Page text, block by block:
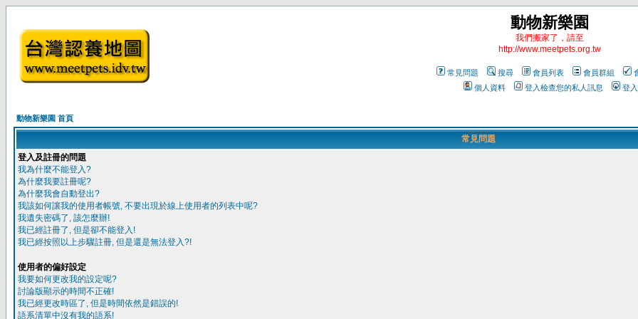
動物新樂園
我們搬家了，請至
http://www.meetpets.org.tw
常見問題 搜尋 會員列表 會員群組
個人資料
登入檢查您的私人訊息 登入
動物新樂園 首頁
常見問題
登入及註冊的問題
我為什麼不能登入?
為什麼我要註冊呢?
為什麼我會自動登出?
我該如何讓我的使用者帳號, 不要出現於線上使用者的列表中呢?
我遺失密碼了, 該怎麼辦!
我已經註冊了, 但是卻不能登入!
我已經按照以上步驟註冊, 但是還是無法登入?!
使用者的偏好設定
我要如何更改我的設定呢?
討論版顯示的時間不正確!
我已經更改時區了, 但是時間依然是錯誤的!
語系清單中沒有我的語系!